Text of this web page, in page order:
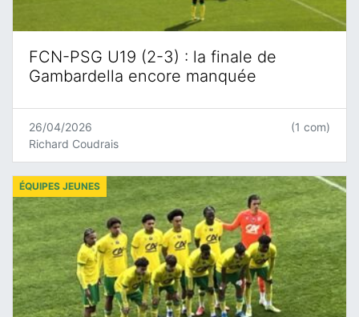
FCN-PSG U19 (2-3) : la finale de
Gambardella encore manquée
26/04/2026
Richard Coudrais
(1 com)
ÉQUIPES JEUNES